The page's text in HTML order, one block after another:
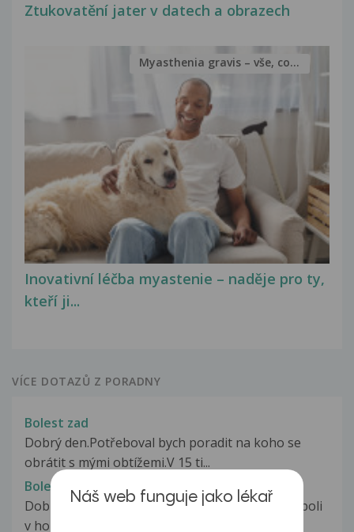
Ztukovatění jater v datech a obrazech
Inovativní léčba myastenie – naděje pro ty,
kteří ji...
Myasthenia gravis – vše, co...
VÍCE DOTAZŮ Z PORADNY
Bolest zad
Dobrý den.Potřeboval bych poradit na koho se
obrátit s mými obtížemi.V 15 ti...
Bolest zad
Dobry den, již asi necelý tyden mě při nadechu boli
v horní části zad uprostřed...
Náš web funguje jako lékař